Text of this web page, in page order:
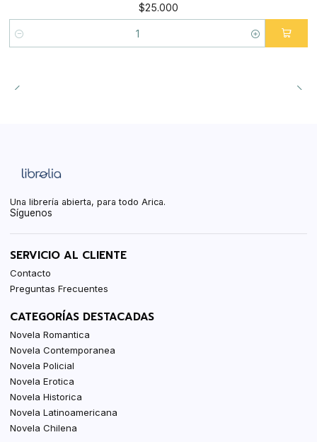
$25.000
Cantidad
Una librería abierta, para todo Arica.
Síguenos
SERVICIO AL CLIENTE
Contacto
Preguntas Frecuentes
CATEGORÍAS DESTACADAS
Novela Romantica
Novela Contemporanea
Novela Policial
Novela Erotica
Novela Historica
Novela Latinoamericana
Novela Chilena